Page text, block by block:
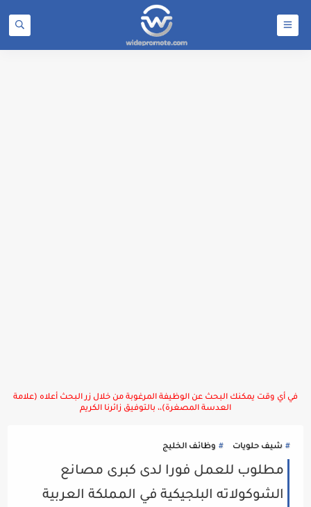
في أي وقت يمكنك البحث عن الوظيفة المرغوبة من خلال زر البحث أعلاه (علامة
العدسة المصغرة)،، بالتوفيق زائرنا الكريم
شيف حلويات وظائف الخليج
مطلوب للعمل فورا لدى كبرى مصانع
الشوكولاته البلجيكية في المملكة العربية